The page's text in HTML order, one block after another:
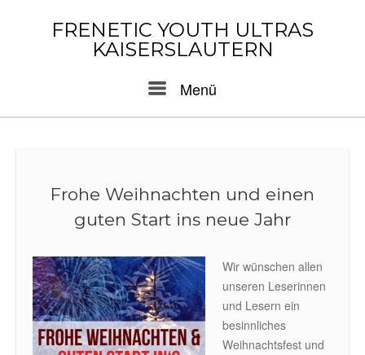
FRENETIC YOUTH ULTRAS
KAISERSLAUTERN
Menü
Frohe Weihnachten und einen
guten Start ins neue Jahr
Wir wünschen allen
unseren Leserinnen
und Lesern ein
besinnliches
Weihnachtsfest und